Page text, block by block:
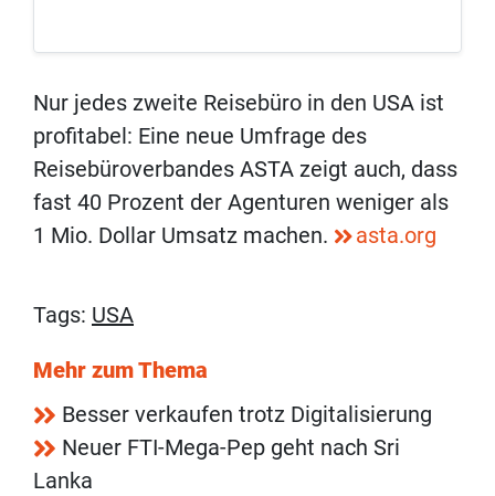
Nur jedes zweite Reisebüro in den USA ist
profitabel: Eine neue Umfrage des
Reisebüroverbandes ASTA zeigt auch, dass
fast 40 Prozent der Agenturen weniger als
1 Mio. Dollar Umsatz machen.
asta.org
Tags: USA
Mehr zum Thema
Besser verkaufen trotz Digitalisierung
Neuer FTI-Mega-Pep geht nach Sri
Lanka